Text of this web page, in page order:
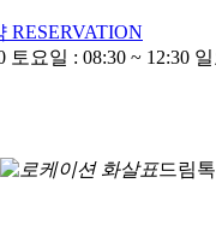
RESERVATION
토요일 : 08:30 ~ 12:30
드림